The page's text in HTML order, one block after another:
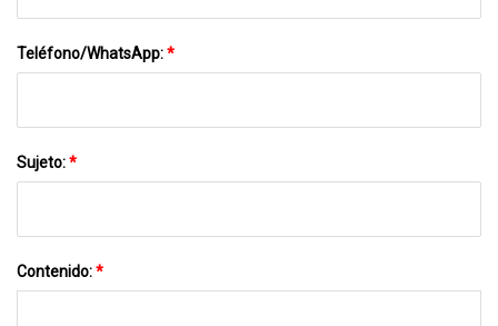
Teléfono/WhatsApp:*
Sujeto:*
Contenido:*